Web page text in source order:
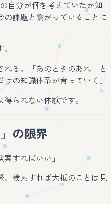
自分が何を考えていたか知
の課題と繋がっていることに
る。「あのときのあれ」と
けの知識体系が育っていく。
られない体験です。
の限界
索すればいい」
、検索すれば大抵のことは見